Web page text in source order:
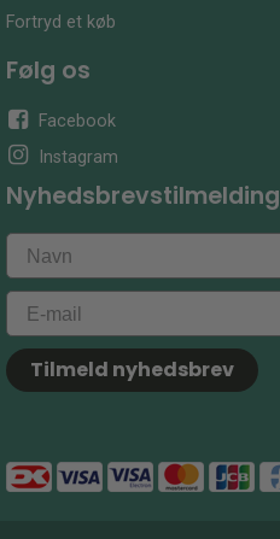
Fortryd et køb
Følg os
Facebook
Instagram
Nyhedsbrevstilmelding
Tilmeld nyhedsbrev